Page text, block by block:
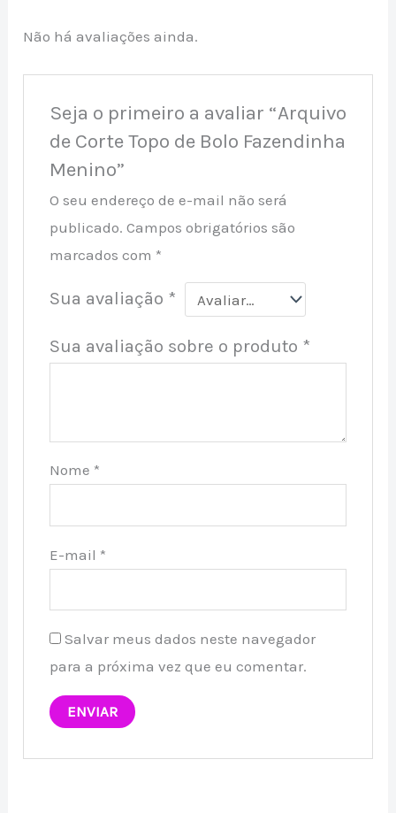
Não há avaliações ainda.
Seja o primeiro a avaliar “Arquivo
de Corte Topo de Bolo Fazendinha
Menino”
O seu endereço de e-mail não será
publicado. Campos obrigatórios são
marcados com *
Sua avaliação *
Sua avaliação sobre o produto *
Nome *
E-mail *
Salvar meus dados neste navegador
para a próxima vez que eu comentar.